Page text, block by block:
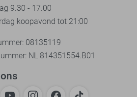
9.30 - 17.00
koopavond tot 21:00
08135119
NL 814351554.B01